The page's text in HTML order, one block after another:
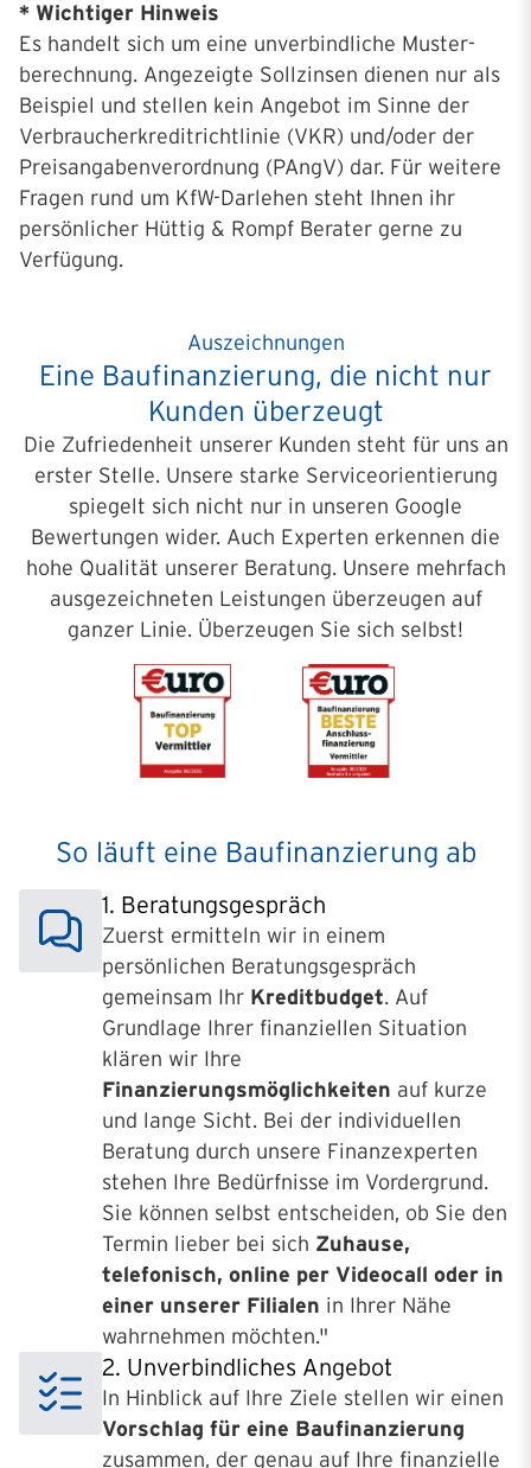
* Wichtiger Hinweis
Es handelt sich um eine unverbindliche Muster­
berechnung. Angezeigte Sollzinsen dienen nur als
Beispiel und stellen kein Angebot im Sinne der
Verbraucher­kreditrichtlinie (VKR) und/oder der
Preisangaben­verordnung (PAngV) dar. Für weitere
Fragen rund um KfW-Darlehen steht Ihnen ihr
persönlicher Hüttig & Rompf Berater gerne zu
Verfügung.
Auszeichnungen
Eine Baufinanzierung, die nicht nur
Kunden überzeugt
Die Zufriedenheit unserer Kunden steht für uns an
erster Stelle. Unsere starke Serviceorientierung
spiegelt sich nicht nur in unseren Google
Bewertungen wider. Auch Experten erkennen die
hohe Qualität unserer Beratung. Unsere mehrfach
ausgezeichneten Leistungen überzeugen auf
ganzer Linie. Überzeugen Sie sich selbst!
So läuft eine Baufinanzierung ab
1. Beratungsgespräch
Zuerst ermitteln wir in einem
persönlichen Beratungsgespräch
gemeinsam Ihr Kreditbudget. Auf
Grundlage Ihrer finanziellen Situation
klären wir Ihre
Finanzierungsmöglichkeiten auf kurze
und lange Sicht. Bei der individuellen
Beratung durch unsere Finanzexperten
stehen Ihre Bedürfnisse im Vordergrund.
Sie können selbst entscheiden, ob Sie den
Termin lieber bei sich Zuhause,
telefonisch, online per Videocall oder in
einer unserer Filialen in Ihrer Nähe
wahrnehmen möchten."
2. Unverbindliches Angebot
In Hinblick auf Ihre Ziele stellen wir einen
Vorschlag für eine Baufinanzierung
zusammen, der genau auf Ihre finanzielle